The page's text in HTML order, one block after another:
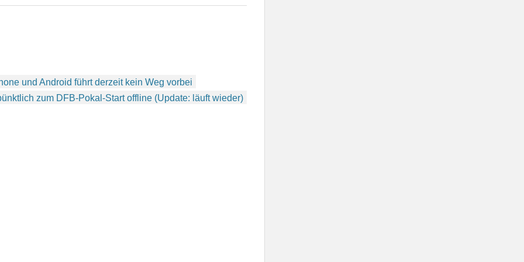
Kontakten
dem AOL Instant Messenger,
und Android führt derzeit kein Weg vorbei
zum DFB-Pokal-Start offline (Update: läuft wieder)